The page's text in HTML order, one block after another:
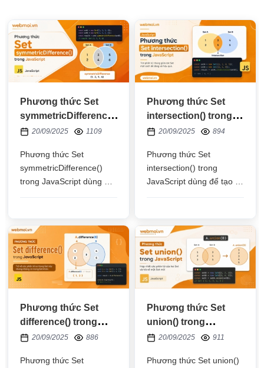
Phương thức Set
symmetricDifference()
trong JavaScript
20/09/2025 1109
Phương thức Set
symmetricDifference()
trong JavaScript dùng để
C
Phương thức Set
intersection() trong
JavaScript
20/09/2025 894
Phương thức Set
intersection() trong
JavaScript dùng để tạo ra
Phương thức Set
difference() trong
JavaScript
20/09/2025 886
Phương thức Set
Phương thức Set
union() trong
JavaScript
20/09/2025 911
Phương thức Set union()